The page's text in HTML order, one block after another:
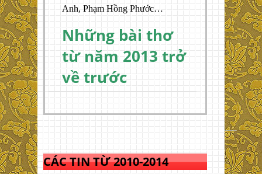
Anh, Phạm Hồng Phước…
Những bài thơ
từ năm 2013 trở
về trước
CÁC TIN TỪ 2010-2014